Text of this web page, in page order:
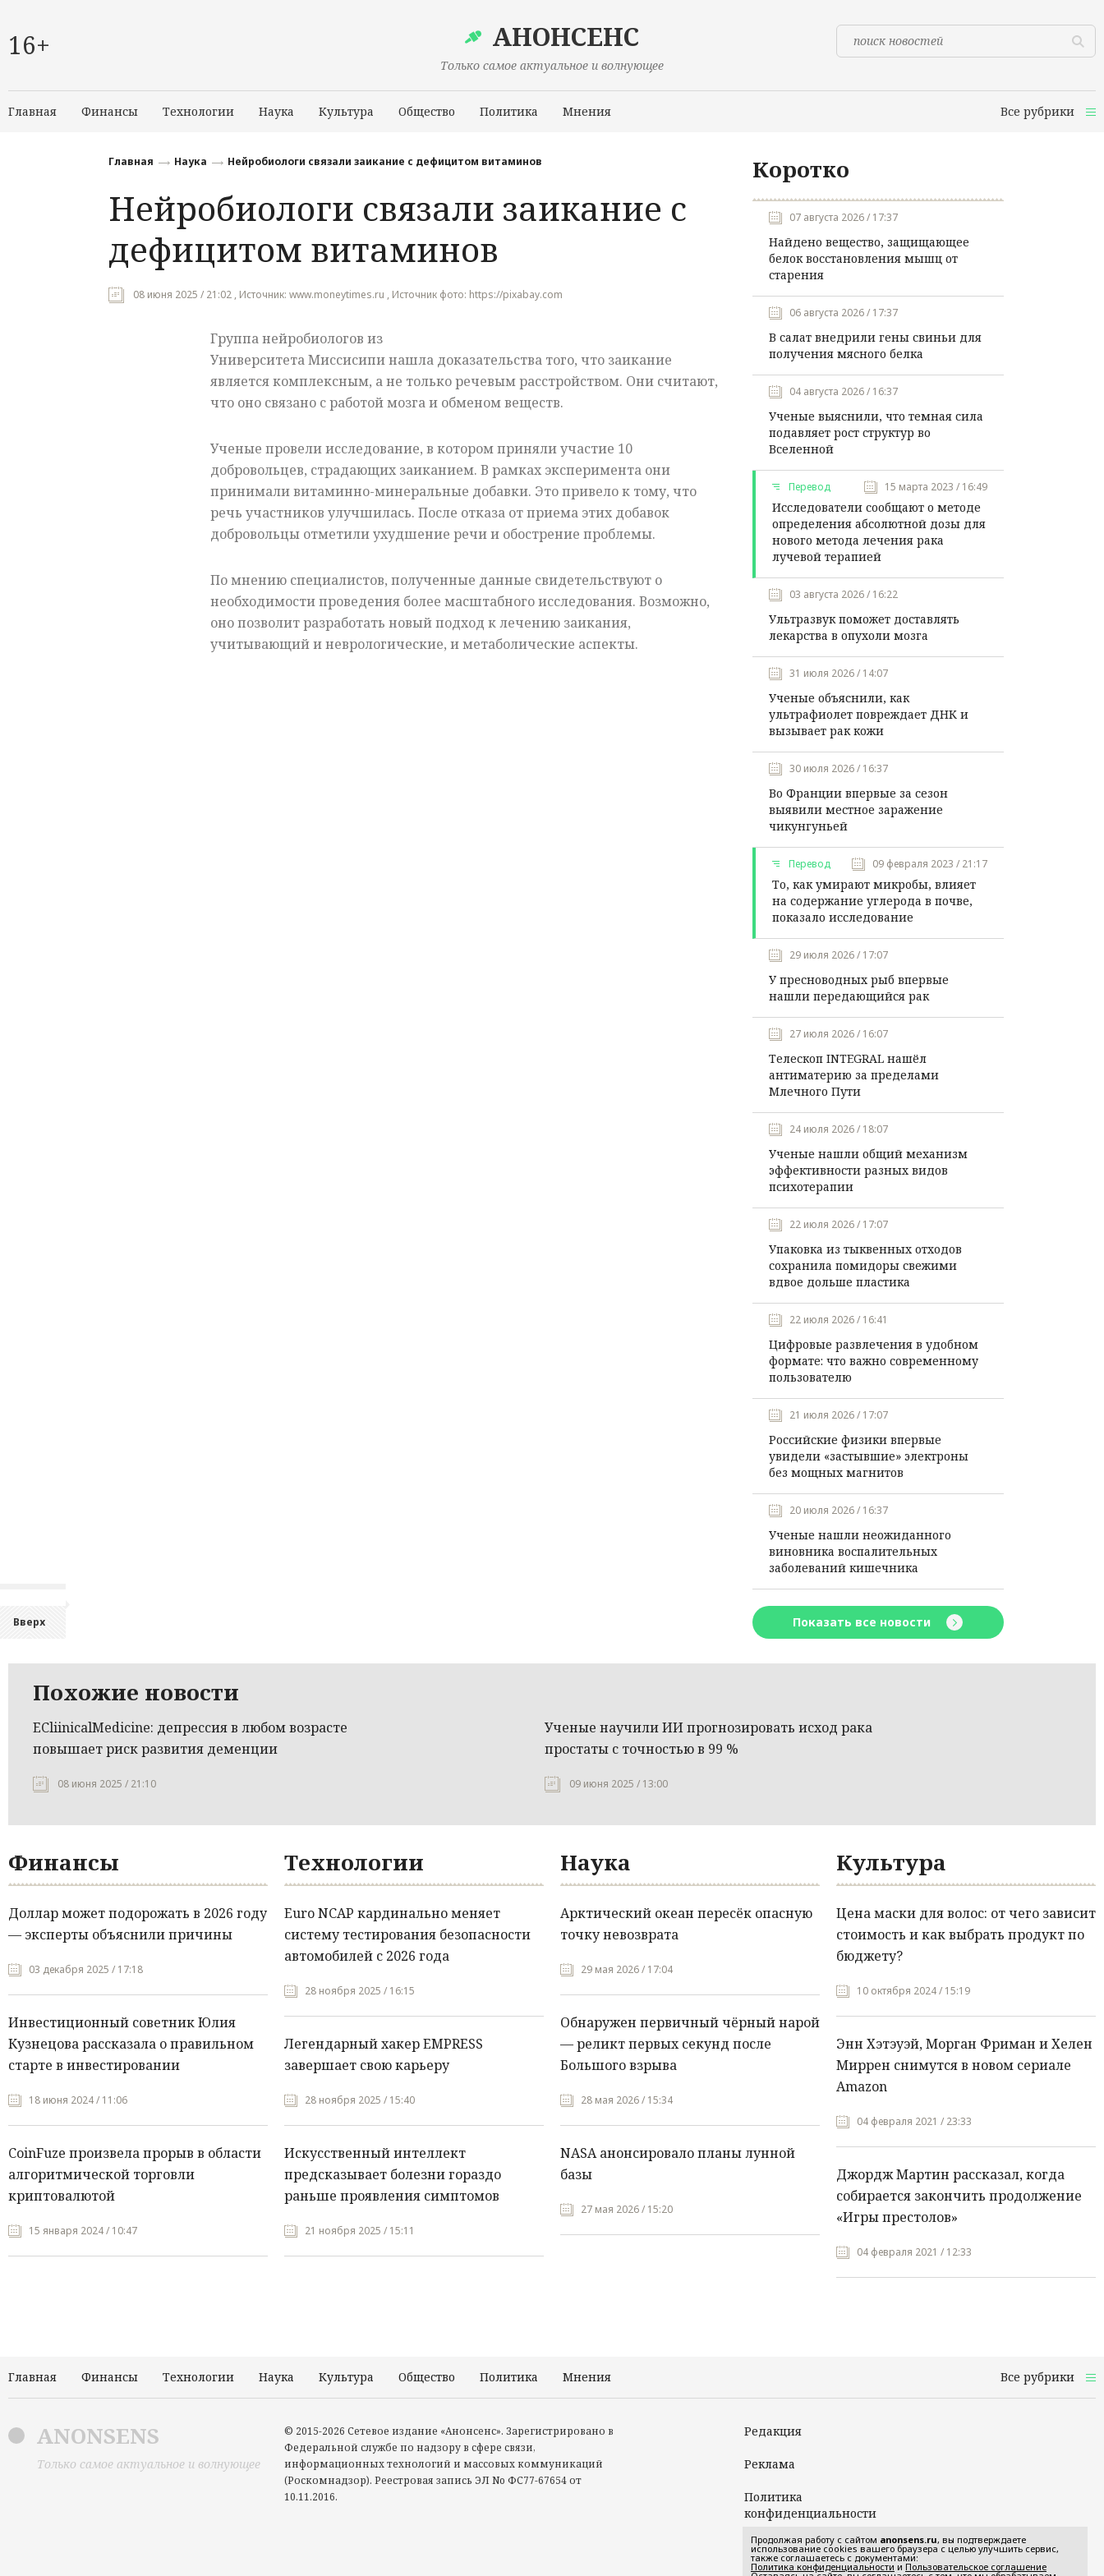
16+ АНОНСЕНС
Только самое актуальное и волнующее
Главная Финансы Технологии Наука Культура Общество Политика Мнения Все рубрики
Происшествия
Вверх
Главная Наука Нейробиологи связали заикание с дефицитом витаминов
Нейробиологи связали заикание с
дефицитом витаминов
08 июня 2025 / 21:02 , Источник: www.moneytimes.ru , Источник фото: https://pixabay.com
Группа нейробиологов из
Университета Миссисипи нашла доказательства того, что заикание
является комплексным, а не только речевым расстройством. Они считают,
что оно связано с работой мозга и обменом веществ.
Ученые провели исследование, в котором приняли участие 10
добровольцев, страдающих заиканием. В рамках эксперимента они
принимали витаминно-минеральные добавки. Это привело к тому, что
речь участников улучшилась. После отказа от приема этих добавок
добровольцы отметили ухудшение речи и обострение проблемы.
По мнению специалистов, полученные данные свидетельствуют о
необходимости проведения более масштабного исследования. Возможно,
оно позволит разработать новый подход к лечению заикания,
учитывающий и неврологические, и метаболические аспекты.
Коротко
07 августа 2026 / 17:37
Найдено вещество, защищающее
белок восстановления мышц от
старения
06 августа 2026 / 17:37
В салат внедрили гены свиньи для
получения мясного белка
04 августа 2026 / 16:37
Ученые выяснили, что темная сила
подавляет рост структур во
Вселенной
Перевод 15 марта 2023 / 16:49
Исследователи сообщают о методе
определения абсолютной дозы для
нового метода лечения рака
лучевой терапией
03 августа 2026 / 16:22
Ультразвук поможет доставлять
лекарства в опухоли мозга
31 июля 2026 / 14:07
Ученые объяснили, как
ультрафиолет повреждает ДНК и
вызывает рак кожи
30 июля 2026 / 16:37
Во Франции впервые за сезон
выявили местное заражение
чикунгуньей
Перевод 09 февраля 2023 / 21:17
То, как умирают микробы, влияет
на содержание углерода в почве,
показало исследование
29 июля 2026 / 17:07
У пресноводных рыб впервые
нашли передающийся рак
27 июля 2026 / 16:07
Телескоп INTEGRAL нашёл
антиматерию за пределами
Млечного Пути
24 июля 2026 / 18:07
Ученые нашли общий механизм
эффективности разных видов
психотерапии
22 июля 2026 / 17:07
Упаковка из тыквенных отходов
сохранила помидоры свежими
вдвое дольше пластика
22 июля 2026 / 16:41
Цифровые развлечения в удобном
формате: что важно современному
пользователю
21 июля 2026 / 17:07
Российские физики впервые
увидели «застывшие» электроны
без мощных магнитов
20 июля 2026 / 16:37
Ученые нашли неожиданного
виновника воспалительных
заболеваний кишечника
Показать все новости
Похожие новости
ECliinicalMedicine: депрессия в любом возрасте
повышает риск развития деменции
08 июня 2025 / 21:10
Ученые научили ИИ прогнозировать исход рака
простаты с точностью в 99 %
09 июня 2025 / 13:00
Финансы
Доллар может подорожать в 2026 году
— эксперты объяснили причины
03 декабря 2025 / 17:18
Инвестиционный советник Юлия
Кузнецова рассказала о правильном
старте в инвестировании
18 июня 2024 / 11:06
CoinFuze произвела прорыв в области
алгоритмической торговли
криптовалютой
15 января 2024 / 10:47
Технологии
Euro NCAP кардинально меняет
систему тестирования безопасности
автомобилей с 2026 года
28 ноября 2025 / 16:15
Легендарный хакер EMPRESS
завершает свою карьеру
28 ноября 2025 / 15:40
Искусственный интеллект
предсказывает болезни гораздо
раньше проявления симптомов
21 ноября 2025 / 15:11
Наука
Арктический океан пересёк опасную
точку невозврата
29 мая 2026 / 17:04
Обнаружен первичный чёрный нарой
— реликт первых секунд после
Большого взрыва
28 мая 2026 / 15:34
NASA анонсировало планы лунной
базы
27 мая 2026 / 15:20
Культура
Цена маски для волос: от чего зависит
стоимость и как выбрать продукт по
бюджету?
10 октября 2024 / 15:19
Энн Хэтэуэй, Морган Фриман и Хелен
Миррен снимутся в новом сериале
Amazon
04 февраля 2021 / 23:33
Джордж Мартин рассказал, когда
собирается закончить продолжение
«Игры престолов»
04 февраля 2021 / 12:33
Главная Финансы Технологии Наука Культура Общество Политика Мнения Все рубрики
ANONSENS
Только самое актуальное и волнующее
© 2015-2026 Сетевое издание «Анонсенс». Зарегистрировано в
Федеральной службе по надзору в сфере связи,
информационных технологий и массовых коммуникаций
(Роскомнадзор). Реестровая запись ЭЛ No ФС77-67654 от
10.11.2016.
Редакция
Реклама
Политика
конфиденциальности
Пользовательское
соглашение
Продолжая работу с сайтом anonsens.ru, вы подтверждаете
использование cookies вашего браузера с целью улучшить сервис,
также соглашаетесь с документами:
Политика конфиденциальности и Пользовательское соглашение